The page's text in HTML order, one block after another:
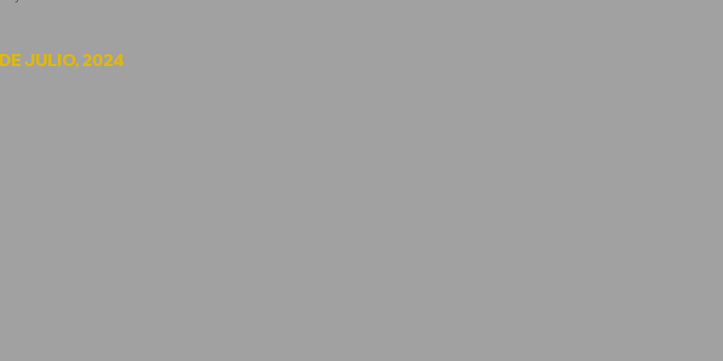
JULIO, 2024